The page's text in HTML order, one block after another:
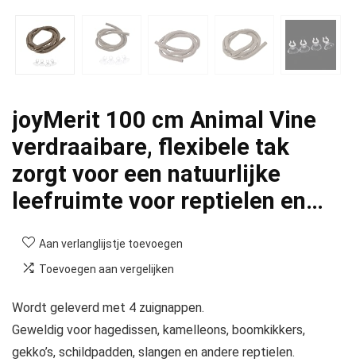
joyMerit 100 cm Animal Vine
verdraaibare, flexibele tak
zorgt voor een natuurlijke
leefruimte voor reptielen en…
Aan verlanglijstje toevoegen
Toevoegen aan vergelijken
Wordt geleverd met 4 zuignappen.
Geweldig voor hagedissen, kamelleons, boomkikkers,
gekko’s, schildpadden, slangen en andere reptielen.